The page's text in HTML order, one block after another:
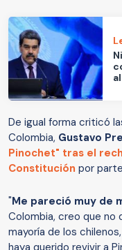
De igual forma criticó
Colombia, Gustavo
Pinochet" tras el
Constitución por
"Me pareció muy de
Colombia, creo que
mayoría de los